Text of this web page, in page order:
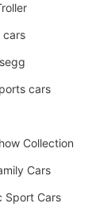
cars
cars
Collection
Cars
Sport Cars